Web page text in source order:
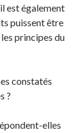
est également
puissent être
principes du
constatés
?
elles